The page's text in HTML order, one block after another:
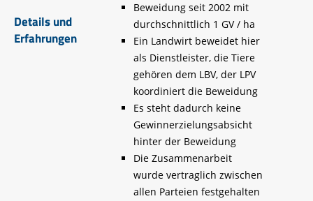
Details und
Erfahrungen
Beweidung seit 2002 mit
durchschnittlich 1 GV / ha
Ein Landwirt beweidet hier
als Dienstleister, die Tiere
gehören dem LBV, der LPV
koordiniert die Beweidung
Es steht dadurch keine
Gewinnerzielungsabsicht
hinter der Beweidung
Die Zusammenarbeit
wurde vertraglich zwischen
allen Parteien festgehalten